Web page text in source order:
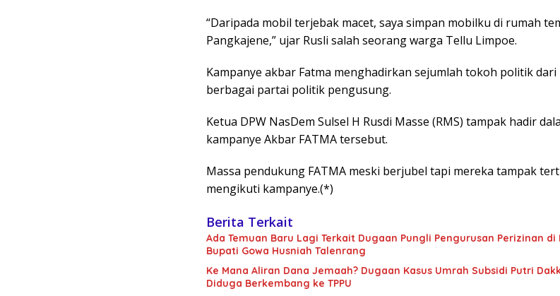
“Daripada mobil terjebak macet, saya simpan mobilku di rumah
Pangkajene,” ujar Rusli salah seorang warga Tellu Limpoe.
Kampanye akbar Fatma menghadirkan sejumlah tokoh politik dari
berbagai partai politik pengusung.
Ketua DPW NasDem Sulsel H Rusdi Masse (RMS) tampak hadir
kampanye Akbar FATMA tersebut.
Massa pendukung FATMA meski berjubel tapi mereka tampak
mengikuti kampanye.(*)
Berita Terkait
Ada Temuan Baru Lagi Terkait Dugaan Pungli Pengurusan Perizinan di
Bupati Gowa Husniah Talenrang
Ke Mana Aliran Dana Jemaah? Dugaan Kasus Umrah Subsidi Putri
Diduga Berkembang ke TPPU